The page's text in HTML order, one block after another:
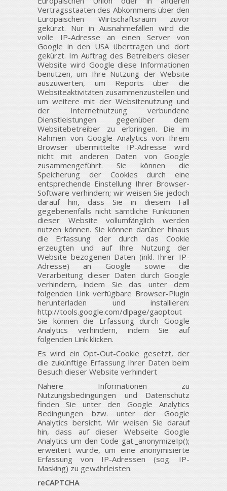
Vertragsstaaten des Abkommens über den
Europäischen Wirtschaftsraum zuvor
gekürzt. Nur in Ausnahmefällen wird die
volle IP-Adresse an einen Server von
Google in den USA übertragen und dort
gekürzt. Im Auftrag des Betreibers dieser
Website wird Google diese Informationen
benutzen, um Ihre Nutzung der Website
auszuwerten, um Reports über die
Websiteaktivitäten zusammenzustellen und
um weitere mit der Websitenutzung und
der Internetnutzung verbundene
Dienstleistungen gegenüber dem
Websitebetreiber zu erbringen. Die im
Rahmen von Google Analytics von Ihrem
Browser übermittelte IP-Adresse wird
nicht mit anderen Daten von Google
zusammengeführt. Sie können die
Speicherung der Cookies durch eine
entsprechende Einstellung Ihrer Browser-
Software verhindern; wir weisen Sie jedoch
darauf hin, dass Sie in diesem Fall
gegebenenfalls nicht sämtliche Funktionen
dieser Website vollumfänglich werden
nutzen können. Sie können darüber hinaus
die Erfassung der durch das Cookie
erzeugten und auf Ihre Nutzung der
Website bezogenen Daten (inkl. Ihrer IP-
Adresse) an Google sowie die
Verarbeitung dieser Daten durch Google
verhindern, indem Sie das unter dem
folgenden Link verfügbare Browser-Plugin
herunterladen und installieren:
http://tools.google.com/dlpage/gaoptout
Sie können die Erfassung durch Google
Analytics verhindern, indem Sie auf
folgenden Link klicken.
Es wird ein Opt-Out-Cookie gesetzt, der
die zukünftige Erfassung Ihrer Daten beim
Besuch dieser Website verhindert
Nähere Informationen zu
Nutzungsbedingungen und Datenschutz
finden Sie unter den Google Analytics
Bedingungen bzw. unter der Google
Analytics bersicht. Wir weisen Sie darauf
hin, dass auf dieser Webseite Google
Analytics um den Code gat._anonymizeIp();
erweitert wurde, um eine anonymisierte
Erfassung von IP-Adressen (sog. IP-
Masking) zu gewährleisten.
reCAPTCHA